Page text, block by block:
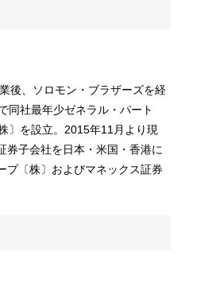
後、ソロモン・ブラザーズを経
同社最年少ゼネラル・パート
〕を設立。2015年11月より現
券子会社を日本・米国・香港に
プ〔株〕およびマネックス証券